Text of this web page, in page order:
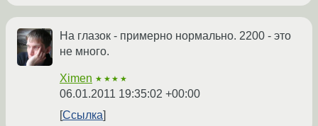
На глазок - примерно нормально. 2200 - это
не много.
Ximen ★★★★
06.01.2011 19:35:02 +00:00
Ссылка